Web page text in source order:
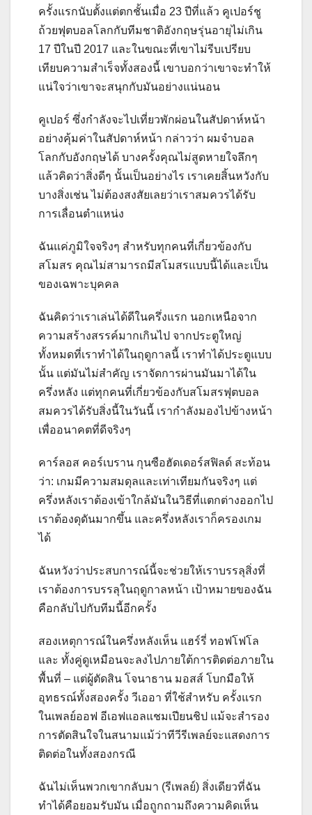
ครั้งแรกนับตั้งแต่ตกชั้นเมื่อ 23 ปีที่แล้ว คูเปอร์ชู
ถ้วยฟุตบอลโลกกับทีมชาติอังกฤษรุ่นอายุไม่เกิน
17 ปีในปี 2017 และในขณะที่เขาไม่รีบเปรียบ
เทียบความสำเร็จทั้งสองนี้ เขาบอกว่าเขาจะทำให้
แน่ใจว่าเขาจะสนุกกับมันอย่างแน่นอน
คูเปอร์ ซึ่งกำลังจะไปเที่ยวพักผ่อนในสัปดาห์หน้า
อย่างคุ้มค่าในสัปดาห์หน้า กล่าวว่า ผมจำบอล
โลกกับอังกฤษได้ บางครั้งคุณไม่สูดหายใจลึกๆ
แล้วคิดว่าสิ่งดีๆ นั้นเป็นอย่างไร เราเคยสิ้นหวังกับ
บางสิ่งเช่น ไม่ต้องสงสัยเลยว่าเราสมควรได้รับ
การเลื่อนตำแหน่ง
ฉันแค่ภูมิใจจริงๆ สำหรับทุกคนที่เกี่ยวข้องกับ
สโมสร คุณไม่สามารถมีสโมสรแบบนี้ได้และเป็น
ของเฉพาะบุคคล
ฉันคิดว่าเราเล่นได้ดีในครึ่งแรก นอกเหนือจาก
ความสร้างสรรค์มากเกินไป จากประตูใหญ่
ทั้งหมดที่เราทำได้ในฤดูกาลนี้ เราทำได้ประตูแบบ
นั้น แต่มันไม่สำคัญ เราจัดการผ่านมันมาได้ใน
ครึ่งหลัง แต่ทุกคนที่เกี่ยวข้องกับสโมสรฟุตบอล
สมควรได้รับสิ่งนี้ในวันนี้ เรากำลังมองไปข้างหน้า
เพื่ออนาคตที่ดีจริงๆ
คาร์ลอส คอร์เบราน กุนซือฮัดเดอร์สฟิลด์ สะท้อน
ว่า: เกมมีความสมดุลและเท่าเทียมกันจริงๆ แต่
ครึ่งหลังเราต้องเข้าใกล้มันในวิธีที่แตกต่างออกไป
เราต้องดุดันมากขึ้น และครึ่งหลังเราก็ครองเกม
ได้
ฉันหวังว่าประสบการณ์นี้จะช่วยให้เราบรรลุสิ่งที่
เราต้องการบรรลุในฤดูกาลหน้า เป้าหมายของฉัน
คือกลับไปกับทีมนี้อีกครั้ง
สองเหตุการณ์ในครึ่งหลังเห็น แฮร์รี่ ทอฟโฟโล
และ ทั้งคู่ดูเหมือนจะลงไปภายใต้การติดต่อภายใน
พื้นที่ – แต่ผู้ตัดสิน โจนาธาน มอสส์ โบกมือให้
อุทธรณ์ทั้งสองครั้ง วีเออา ที่ใช้สำหรับ ครั้งแรก
ในเพลย์ออฟ อีเอฟแอลแชมเปียนชิป แม้จะสำรอง
การตัดสินใจในสนามแม้ว่าทีวีรีเพลย์จะแสดงการ
ติดต่อในทั้งสองกรณี
ฉันไม่เห็นพวกเขากลับมา (รีเพลย์) สิ่งเดียวที่ฉัน
ทำได้คือยอมรับมัน เมื่อถูกถามถึงความคิดเห็น